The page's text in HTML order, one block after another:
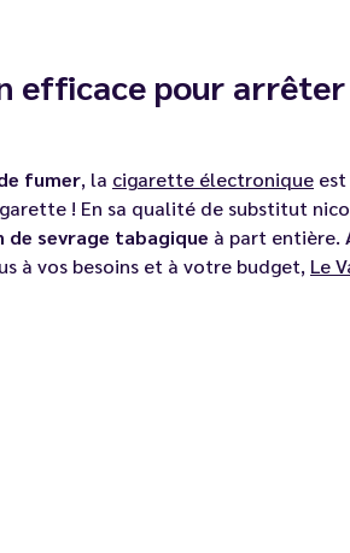
efficace pour
fumer, la cigarette électronique
! En sa qualité de substitut
de sevrage tabagique à part entière.
à vos besoins et à votre budget, Le